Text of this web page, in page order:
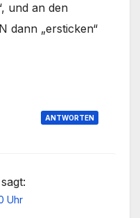
und an den
dann „ersticken“
ANTWORTEN
sagt:
Uhr